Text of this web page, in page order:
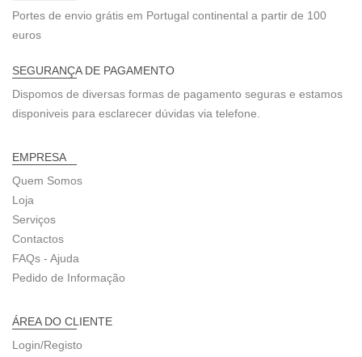
Portes de envio grátis em Portugal continental a partir de 100
euros
SEGURANÇA DE PAGAMENTO
Dispomos de diversas formas de pagamento seguras e estamos
disponiveis para esclarecer dúvidas via telefone.
EMPRESA
Quem Somos
Loja
Serviços
Contactos
FAQs - Ajuda
Pedido de Informação
ÁREA DO CLIENTE
Login/Registo